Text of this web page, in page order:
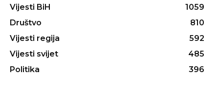
Vijesti BiH
1059
Društvo
810
Vijesti regija
592
Vijesti svijet
485
Politika
396